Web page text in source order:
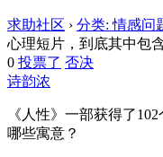
求助社区 › 分类: 情感问
心理短片，到底其中包
0 投票了 否决
诗韵浓
《人性》一部获得了
哪些寓意？